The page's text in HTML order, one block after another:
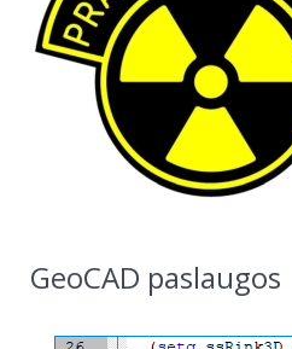
GeoCAD paslaugos